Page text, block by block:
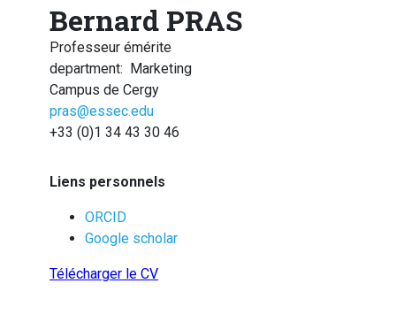
Bernard PRAS
Professeur émérite
department:
Marketing
Campus de Cergy
pras@essec.edu
+33 (0)1 34 43 30 46
Liens personnels
ORCID
Google scholar
Télécharger le CV